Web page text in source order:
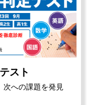
スト
次への課題を発見